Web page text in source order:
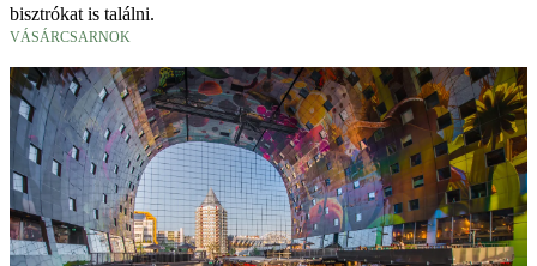
bisztrókat is találni.
VÁSÁRCSARNOK